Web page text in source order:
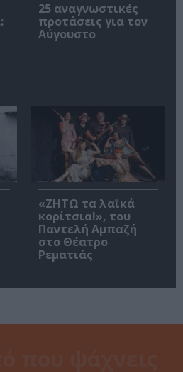
25 αναγνωστικές
προτάσεις για τον
Αύγουστο
«ΖΗΤΩ τα λαϊκά
κορίτσια!», του
Παντελή Αμπαζή
στο Θέατρο
Ρεματιάς